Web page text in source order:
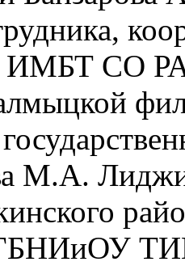
ИМБТ СО
М.А.
ГБНИиОУ